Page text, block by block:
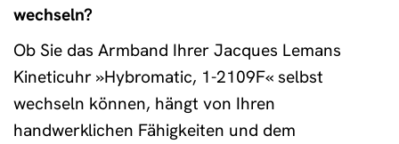
wechseln?
Ob Sie das Armband Ihrer Jacques Lemans
Kineticuhr »Hybromatic, 1-2109F« selbst
wechseln können, hängt von Ihren
handwerklichen Fähigkeiten und dem